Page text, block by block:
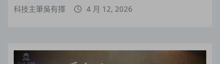
科技主筆吳有擇 4 月 12, 2026